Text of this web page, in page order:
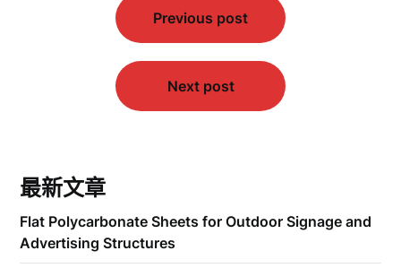
Previous post
Next post
最新文章
Flat Polycarbonate Sheets for Outdoor Signage and
Advertising Structures